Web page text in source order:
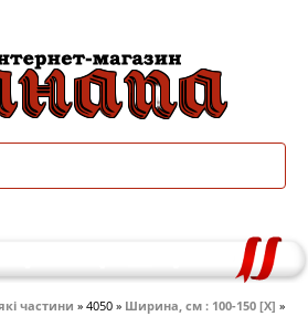
частини » 4050 » Ширина, см : 100-150 [X] »